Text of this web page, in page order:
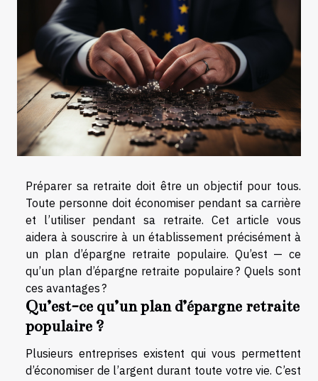
Préparer sa retraite doit être un objectif pour tous.
Toute personne doit économiser pendant sa carrière
et l’utiliser pendant sa retraite. Cet article vous
aidera à souscrire à un établissement précisément à
un plan d’épargne retraite populaire. Qu’est — ce
qu’un plan d’épargne retraite populaire ? Quels sont
ces avantages ?
Qu’est-ce qu’un plan d’épargne retraite
populaire ?
Plusieurs entreprises existent qui vous permettent
d’économiser de l’argent durant toute votre vie. C’est